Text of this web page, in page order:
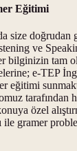
Eğitimi
size doğrudan
ve
bilginizin tam
e-TEP
eğitimi
tarafından
özel
ile gramer